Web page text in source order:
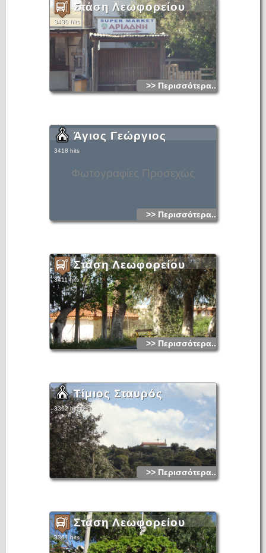
Στάση Λεωφορείου
3430 hits
>> Περισσότερα...
Φωτογραφίες Προσεχώς
Άγιος Γεώργιος
3418 hits
>> Περισσότερα...
Στάση Λεωφορείου
3411 hits
>> Περισσότερα...
Τίμιος Σταυρός
3362 hits
>> Περισσότερα...
Στάση Λεωφορείου
3361 hits